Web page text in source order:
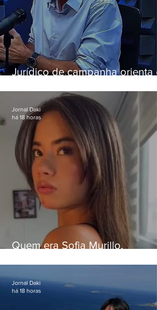
Jurídico de campanha orienta e
da Band
Quem era Sofia Murillo,
em queda de helicóptero no
Jornal Daki
há 18 horas
Jornal Daki
há 18 horas